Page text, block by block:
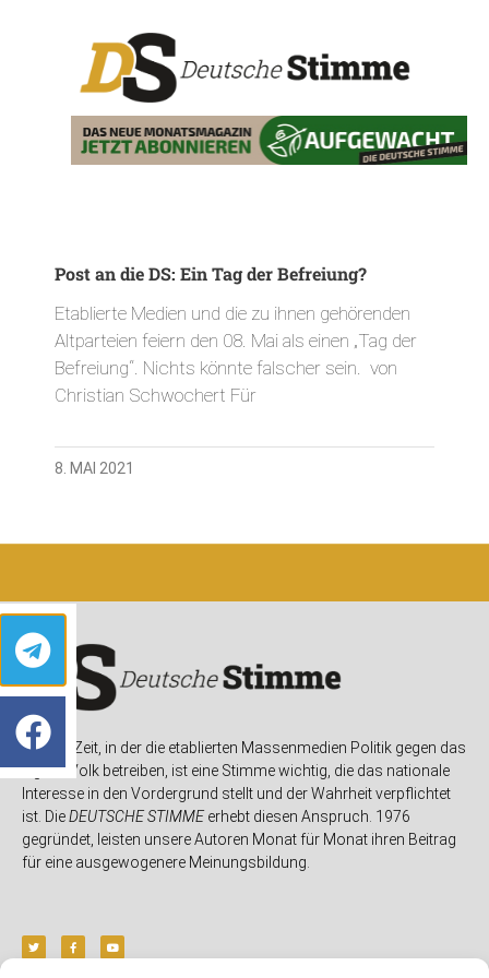
Post an die DS: Ein Tag der Befreiung?
Etablierte Medien und die zu ihnen gehörenden
Altparteien feiern den 08. Mai als einen „Tag der
Befreiung“. Nichts könnte falscher sein. von
Christian Schwochert Für
8. MAI 2021
In einer Zeit, in der die etablierten Massenmedien Politik gegen das
eigene Volk betreiben, ist eine Stimme wichtig, die das nationale
Interesse in den Vordergrund stellt und der Wahrheit verpflichtet
ist. DieDEUTSCHE STIMMEerhebt diesen Anspruch. 1976
gegründet, leisten unsere Autoren Monat für Monat ihren Beitrag
für eine ausgewogenere Meinungsbildung.